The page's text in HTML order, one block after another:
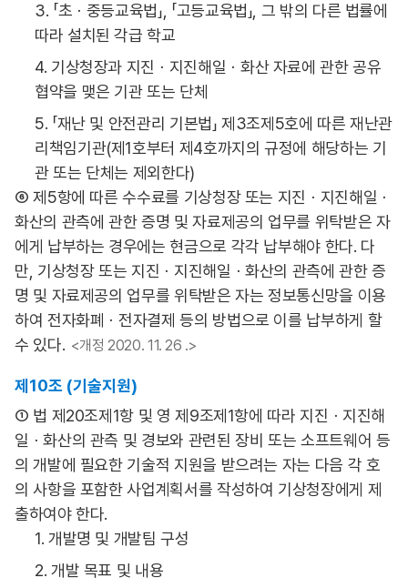
3. 「초ㆍ중등교육법」, 「고등교육법」, 그 밖의 다른 법률에
따라 설치된 각급 학교
4. 기상청장과 지진ㆍ지진해일ㆍ화산 자료에 관한 공유
협약을 맺은 기관 또는 단체
5. 「재난 및 안전관리 기본법」 제3조제5호에 따른 재난관
리책임기관(제1호부터 제4호까지의 규정에 해당하는 기
관 또는 단체는 제외한다)
⑥ 제5항에 따른 수수료를 기상청장 또는 지진ㆍ지진해일ㆍ
화산의 관측에 관한 증명 및 자료제공의 업무를 위탁받은 자
에게 납부하는 경우에는 현금으로 각각 납부해야 한다. 다
만, 기상청장 또는 지진ㆍ지진해일ㆍ화산의 관측에 관한 증
명 및 자료제공의 업무를 위탁받은 자는 정보통신망을 이용
하여 전자화폐ㆍ전자결제 등의 방법으로 이를 납부하게 할
수 있다. <개정 2020. 11. 26 .>
제10조 (기술지원)
① 법 제20조제1항 및 영 제9조제1항에 따라 지진ㆍ지진해
일ㆍ화산의 관측 및 경보와 관련된 장비 또는 소프트웨어 등
의 개발에 필요한 기술적 지원을 받으려는 자는 다음 각 호
의 사항을 포함한 사업계획서를 작성하여 기상청장에게 제
출하여야 한다.
1. 개발명 및 개발팀 구성
2. 개발 목표 및 내용